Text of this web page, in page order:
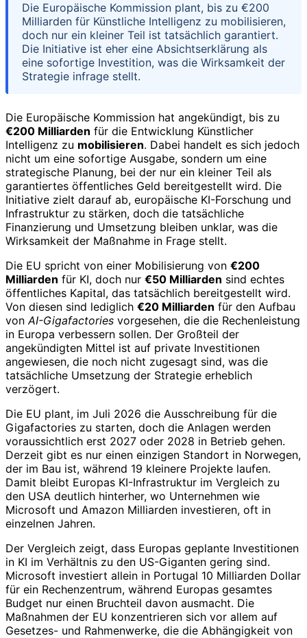
Die Europäische Kommission plant, bis zu €200
Milliarden für Künstliche Intelligenz zu mobilisieren,
doch nur ein kleiner Teil ist tatsächlich garantiert.
Die Initiative ist eher eine Absichtserklärung als
eine sofortige Investition, was die Wirksamkeit der
Strategie infrage stellt.
Die Europäische Kommission hat angekündigt, bis zu
€200 Milliarden für die Entwicklung Künstlicher
Intelligenz zu mobilisieren. Dabei handelt es sich jedoch
nicht um eine sofortige Ausgabe, sondern um eine
strategische Planung, bei der nur ein kleiner Teil als
garantiertes öffentliches Geld bereitgestellt wird. Die
Initiative zielt darauf ab, europäische KI-Forschung und
Infrastruktur zu stärken, doch die tatsächliche
Finanzierung und Umsetzung bleiben unklar, was die
Wirksamkeit der Maßnahme in Frage stellt.
Die EU spricht von einer Mobilisierung von €200
Milliarden für KI, doch nur €50 Milliarden sind echtes
öffentliches Kapital, das tatsächlich bereitgestellt wird.
Von diesen sind lediglich €20 Milliarden für den Aufbau
vonAI-Gigafactories vorgesehen, die die Rechenleistung
in Europa verbessern sollen. Der Großteil der
angekündigten Mittel ist auf private Investitionen
angewiesen, die noch nicht zugesagt sind, was die
tatsächliche Umsetzung der Strategie erheblich
verzögert.
Die EU plant, im Juli 2026 die Ausschreibung für die
Gigafactories zu starten, doch die Anlagen werden
voraussichtlich erst 2027 oder 2028 in Betrieb gehen.
Derzeit gibt es nur einen einzigen Standort in Norwegen,
der im Bau ist, während 19 kleinere Projekte laufen.
Damit bleibt Europas KI-Infrastruktur im Vergleich zu
den USA deutlich hinterher, wo Unternehmen wie
Microsoft und Amazon Milliarden investieren, oft in
einzelnen Jahren.
Der Vergleich zeigt, dass Europas geplante Investitionen
in KI im Verhältnis zu den US-Giganten gering sind.
Microsoft investiert allein in Portugal 10 Milliarden Dollar
für ein Rechenzentrum, während Europas gesamtes
Budget nur einen Bruchteil davon ausmacht. Die
Maßnahmen der EU konzentrieren sich vor allem auf
Gesetzes- und Rahmenwerke, die die Abhängigkeit von